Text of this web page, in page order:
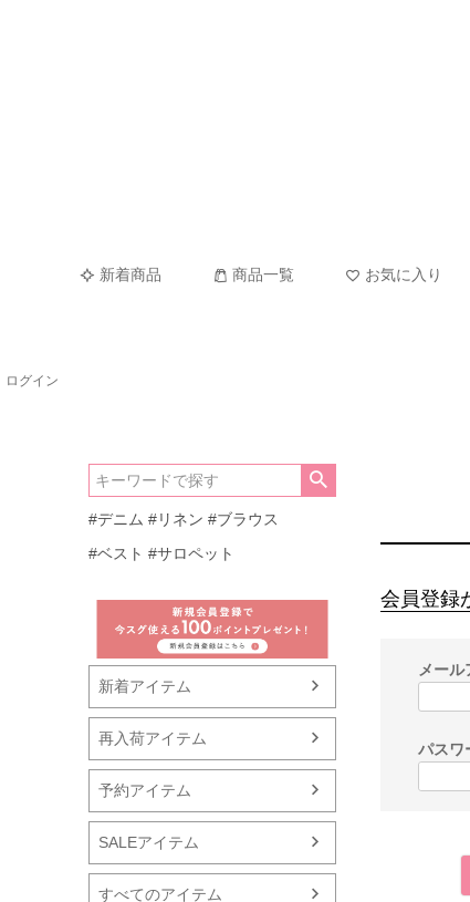
新着商品 商品一覧 お気に入り
ログイン
#デニム #リネン #ブラウス
#ベスト #サロペット
新着アイテム
再入荷アイテム
予約アイテム
SALEアイテム
すべてのアイテム
会員登録
メール
パスワ